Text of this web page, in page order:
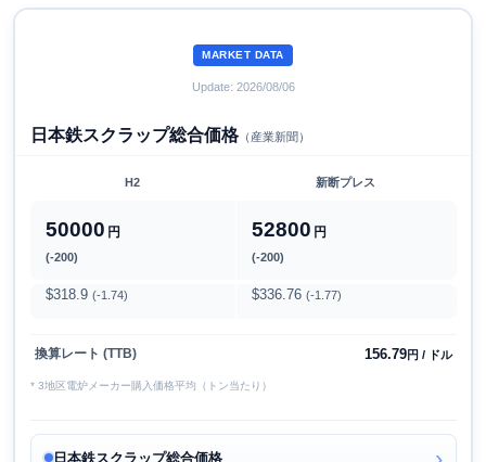
MARKET DATA
Update: 2026/08/06
日本鉄スクラップ総合価格（産業新聞）
H2 新断プレス
50000 円
(-200)
52800 円
(-200)
$318.9 (-1.74) $336.76 (-1.77)
換算レート (TTB) 156.79円 / ドル
* 3地区電炉メーカー購入価格平均（トン当たり）
日本鉄スクラップ総合価格